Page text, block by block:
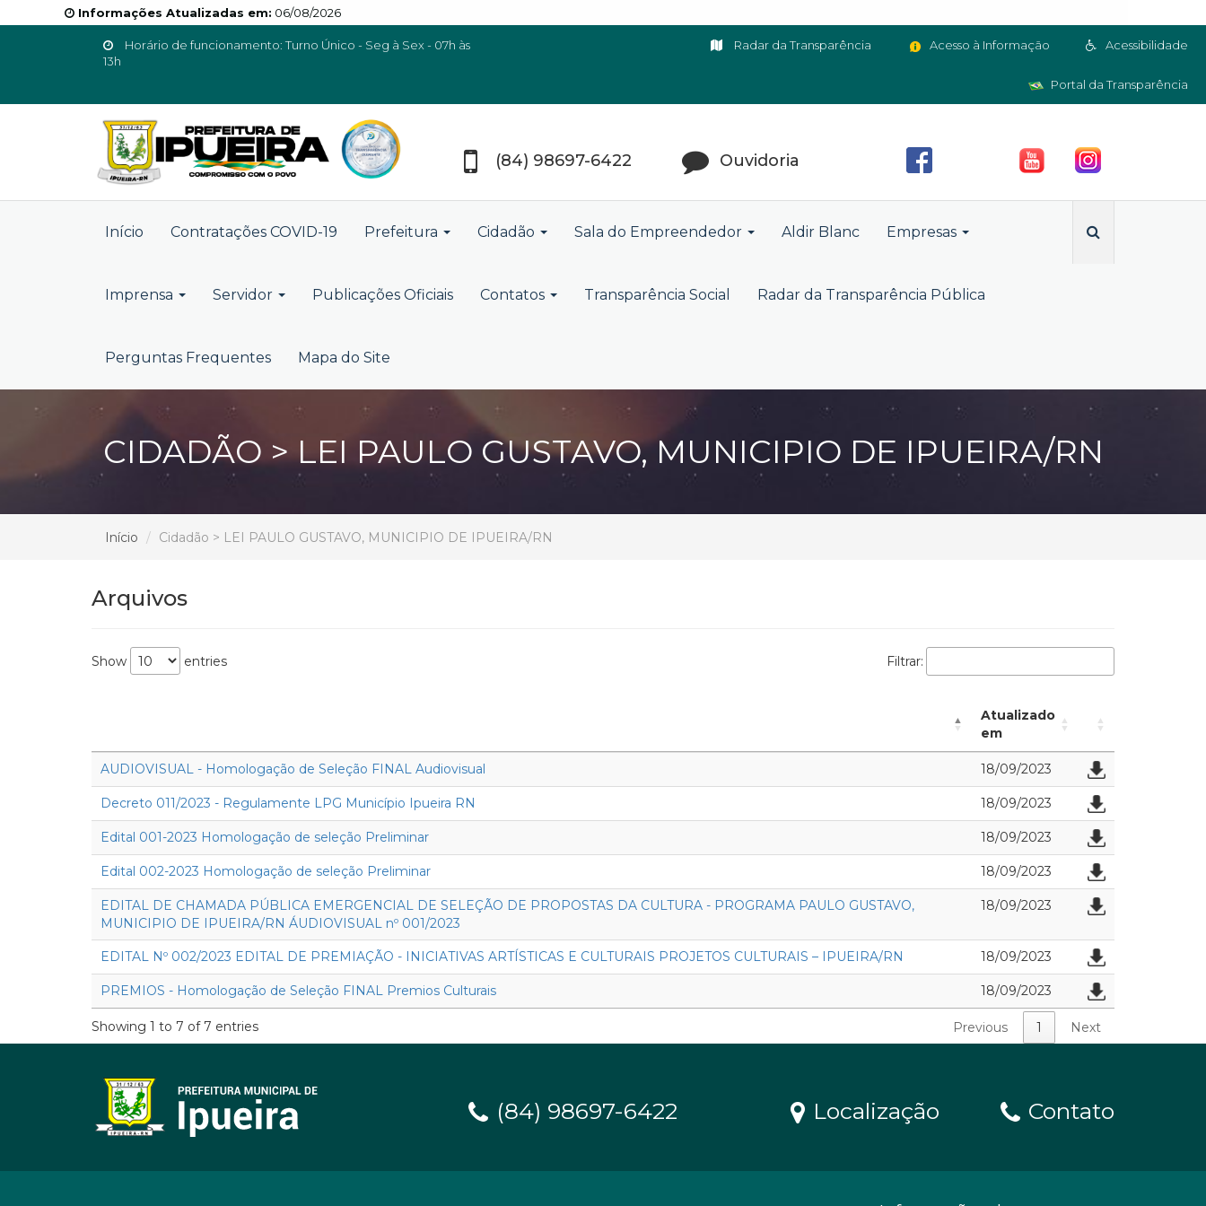
Informações Atualizadas em: 06/08/2026
Horário de funcionamento: Turno Único - Seg à Sex - 07h às
13h
Acessibilidade
Acesso à Informação
Radar da Transparência
Portal da Transparência
(84) 98697-6422 Ouvidoria
Início Contratações COVID-19 Prefeitura Cidadão Sala do Empreendedor Aldir Blanc Empresas
Imprensa Servidor Publicações Oficiais Contatos Transparência Social Radar da Transparência Pública
Perguntas Frequentes Mapa do Site
CIDADÃO > LEI PAULO GUSTAVO, MUNICIPIO DE IPUEIRA/RN
Início Cidadão > LEI PAULO GUSTAVO, MUNICIPIO DE IPUEIRA/RN
Arquivos
Show entries Filtrar:
Atualizado
em
AUDIOVISUAL - Homologação de Seleção FINAL Audiovisual 18/09/2023
Decreto 011/2023 - Regulamente LPG Município Ipueira RN 18/09/2023
Edital 001-2023 Homologação de seleção Preliminar 18/09/2023
Edital 002-2023 Homologação de seleção Preliminar 18/09/2023
EDITAL DE CHAMADA PÚBLICA EMERGENCIAL DE SELEÇÃO DE PROPOSTAS DA CULTURA - PROGRAMA PAULO GUSTAVO,
MUNICIPIO DE IPUEIRA/RN ÁUDIOVISUAL nº 001/2023
18/09/2023
EDITAL Nº 002/2023 EDITAL DE PREMIAÇÃO - INICIATIVAS ARTÍSTICAS E CULTURAIS PROJETOS CULTURAIS – IPUEIRA/RN 18/09/2023
PREMIOS - Homologação de Seleção FINAL Premios Culturais 18/09/2023
Showing 1 to 7 of 7 entries Previous 1 Next
(84) 98697-6422 Localização Contato